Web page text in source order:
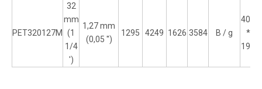
PET320127M
32
mm
(1
1/4
')
1,27 mm
(0,05 '')
1295 4249 1626 3584 B / g
406
*
190